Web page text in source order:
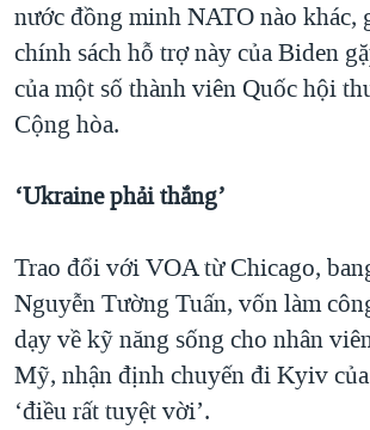
nước đồng minh NATO nào khác,
chính sách hỗ trợ này của Biden
của một số thành viên Quốc hội
Cộng hòa.
‘Ukraine phải thắng’
Trao đổi với VOA từ Chicago,
Nguyễn Tường Tuấn, vốn làm
dạy về kỹ năng sống cho nhân
Mỹ, nhận định chuyến đi Kyiv
‘điều rất tuyệt vời’.